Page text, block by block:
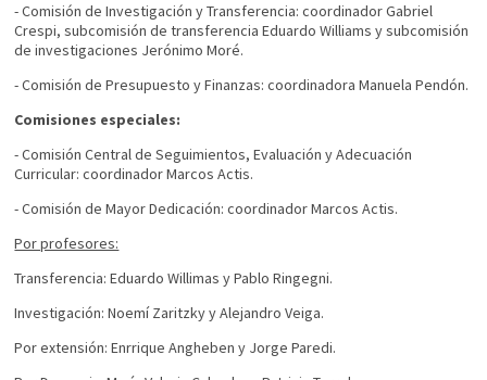
- Comisión de Investigación y Transferencia: coordinador Gabriel
Crespi, subcomisión de transferencia Eduardo Williams y subcomisión
de investigaciones Jerónimo Moré.
- Comisión de Presupuesto y Finanzas: coordinadora Manuela Pendón.
Comisiones especiales:
- Comisión Central de Seguimientos, Evaluación y Adecuación
Curricular: coordinador Marcos Actis.
- Comisión de Mayor Dedicación: coordinador Marcos Actis.
Por profesores:
Transferencia: Eduardo Willimas y Pablo Ringegni.
Investigación: Noemí Zaritzky y Alejandro Veiga.
Por extensión: Enrrique Angheben y Jorge Paredi.